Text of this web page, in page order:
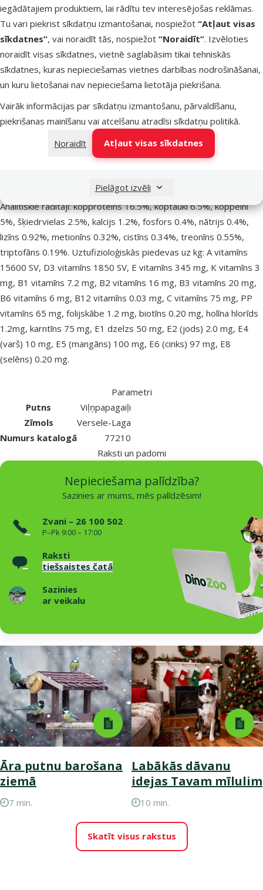
iegādātajiem produktiem, lai rādītu tev interesējošas reklāmas.
Tu vari piekrist sīkdatņu izmantošanai, nospiežot “Atļaut visas
sīkdatnes”, vai noraidīt tās, nospiežot “Noraidīt”. Izvēloties
noraidīt visas sīkdatnes, vietnē saglabāsim tikai tehniskās
sīkdatnes, kuras nepieciešamas vietnes darbības nodrošināšanai,
un kuru lietošanai nav nepieciešama lietotāja piekrišana.
Vairāk informācijas par sīkdatņu izmantošanu, pārvaldīšanu,
piekrišanas mainīšanu vai atcelšanu atradīsi sīkdatņu politikā.
Noraidīt
Atļaut visas sīkdatnes
Pielāgot izvēli
pieaugušu putnu pilnvērtīgai audzēšanai.
Šī papildbarība lieliski noderēs spalvu maiņas laikā, jo satur
olbaltumvielas, taukskābes, aminoskābes, mikro-, makro-
elementus un vitamīnus, kā arī nodrošinās veselu un spēcīgu
organismu. Satur Florastimul ( barībai pievienojot probiotikas,
fruktooligosaharīdus (FOS) un Mannan-oligosaharīdus (MOS),
līdzsvaru un funkcijas zarnu traktā), L- karnitīnu un Omega
taukskābes.
Sastāvs: 30% olas un olu blakus produkti, maizes produkti,
sēklas, cukurs, augu valsts proteīna ekstrakts, minerālvielas,
Analītiskie rādītāji: kopproteīns 16.5%, koptauki 6.5%, koppelni
5%, šķiedrvielas 2.5%, kalcijs 1.2%, fosfors 0.4%, nātrijs 0.4%,
lizīns 0.92%, metionīns 0.32%, cistīns 0.34%, treonīns 0.55%,
triptofāns 0.19%. Uztufizioloģiskās piedevas uz kg: A vitamīns
15600 SV, D3 vitamīns 1850 SV, E vitamīns 345 mg, K vitamīns 3
mg, B1 vitamīns 7.2 mg, B2 vitamīns 16 mg, B3 vitamīns 20 mg,
B6 vitamīns 6 mg, B12 vitamīns 0.03 mg, C vitamīns 75 mg, PP
vitamīns 65 mg, folijskābe 1.2 mg, biotīns 0.20 mg, holīna hlorīds
1.2mg, karntīns 75 mg, E1 dzelzs 50 mg, E2 (jods) 2.0 mg, E4
(varš) 10 mg, E5 (mangāns) 100 mg, E6 (cinks) 97 mg, E8
(selēns) 0.20 mg.
Parametri
Putns
Viļņpapagaiļi
Zīmols
Versele-Laga
Numurs katalogā
77210
Raksti un padomi
Nepieciešama palīdzība?
Sazinies ar mums, mēs palīdzēsim!
Zvani – 26 100 502
P–Pk 9:00 – 17:00
Raksti
tiešsaistes čatā
Sazinies
ar veikalu
Āra putnu barošana
ziemā
7 min.
Labākās dāvanu
idejas Tavam mīlulim
10 min.
Skatīt visus rakstus